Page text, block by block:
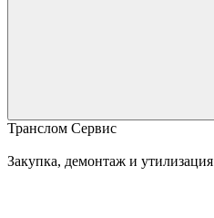
Транслом Сервис
Закупка, демонтаж и утилизация